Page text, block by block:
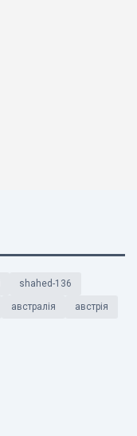
shahed-136
австралія австрія